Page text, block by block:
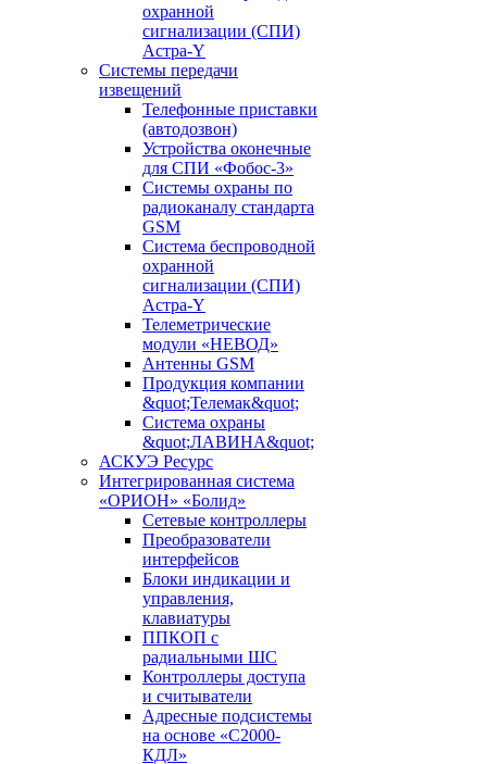
охранной
сигнализации (СПИ)
Астра-Y
Системы передачи
извещений
Телефонные приставки
(автодозвон)
Устройства оконечные
для СПИ «Фобос-3»
Системы охраны по
радиоканалу стандарта
GSM
Система беспроводной
охранной
сигнализации (СПИ)
Астра-Y
Телеметрические
модули «НЕВОД»
Антенны GSM
Продукция компании
&quot;Телемак&quot;
Система охраны
&quot;ЛАВИНА&quot;
АСКУЭ Ресурс
Интегрированная система
«ОРИОН» «Болид»
Сетевые контроллеры
Преобразователи
интерфейсов
Блоки индикации и
управления,
клавиатуры
ППКОП с
радиальными ШС
Контроллеры доступа
и считыватели
Адресные подсистемы
на основе «С2000-
КДЛ»